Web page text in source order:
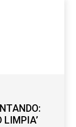
LIMPIA’